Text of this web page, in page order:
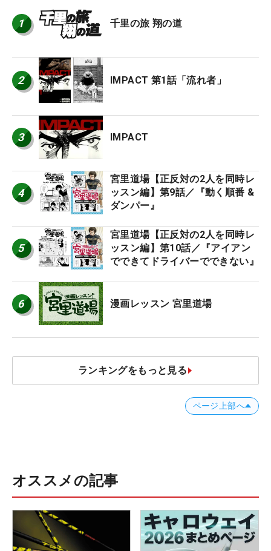
1 千里の旅 翔の道
2 IMPACT 第1話「流れ者」
3 IMPACT
4
宮里道場【正反対の2人を同時レ
ッスン編】第9話／『動く順番 &
ダンパー』
5
宮里道場【正反対の2人を同時レ
ッスン編】第10話／『アイアン
でできてドライバーでできない』
6 漫画レッスン 宮里道場
ランキングをもっと見る
ページ上部へ
オススメの記事